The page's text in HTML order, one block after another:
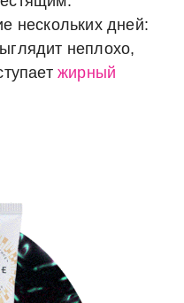
нескольких дней:
неплохо,
жирный